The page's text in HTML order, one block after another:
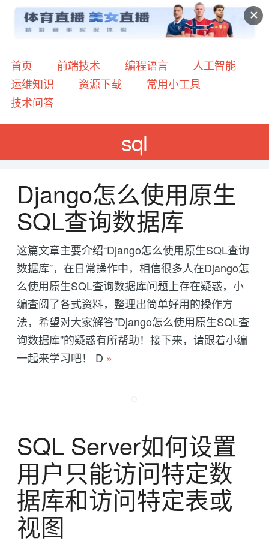
✕
首页 前端技术 编程语言
人工智能
运维知识
资源下载
常用小工具
技术问答
sql
Django怎么使用原生
SQL查询数据库
这篇文章主要介绍“Django怎么使用原生SQL查询
数据库”，在日常操作中，相信很多人在Django怎
么使用原生SQL查询数据库问题上存在疑惑，小
编查阅了各式资料，整理出简单好用的操作方
法，希望对大家解答”Django怎么使用原生SQL查
询数据库”的疑惑有所帮助！接下来，请跟着小编
一起来学习吧！ D »
SQL Server如何设置
用户只能访问特定数
据库和访问特定表或
视图